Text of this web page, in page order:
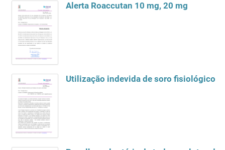
Alerta Roaccutan 10 mg, 20 mg
Utilização indevida de soro fisiológico